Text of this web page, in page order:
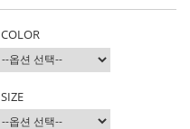
COLOR
SIZE